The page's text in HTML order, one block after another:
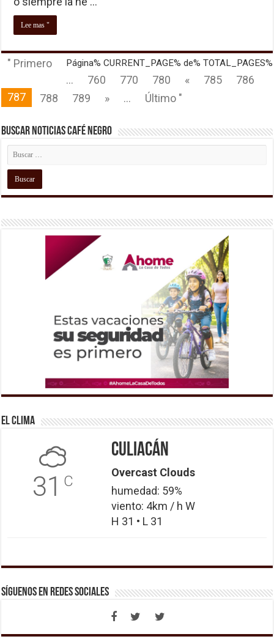
Lee mas "
Página% CURRENT_PAGE% de% TOTAL_PAGES%
" Primero
...
760 770 780 « 785
786
787
788 789 » ... Último "
Buscar Noticias Café Negro
El Clima
31 C
Culiacán
Overcast Clouds
humedad: 59%
viento: 4km / h W
H 31 • L 31
Síguenos en Redes Sociales